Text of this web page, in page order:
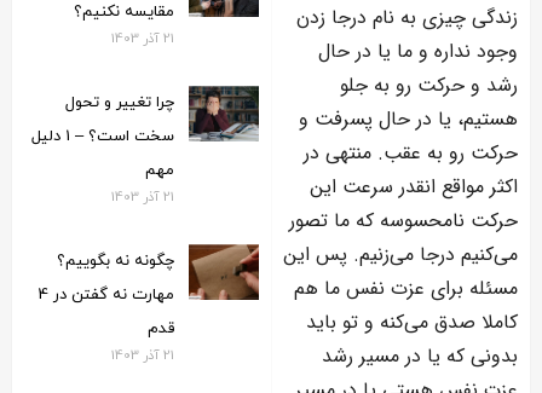
زندگی چیزی به نام درجا زدن
وجود نداره و ما یا در حال
رشد و حرکت رو به جلو
هستیم، یا در حال پسرفت و
حرکت رو به عقب. منتهی در
اکثر مواقع انقدر سرعت این
حرکت نامحسوسه که ما تصور
می‌کنیم درجا می‌زنیم. پس این
مسئله برای عزت نفس ما هم
کاملا صدق می‌کنه و تو باید
بدونی که یا در مسیر رشد
مقایسه نکنیم؟
21 آذر 1403
چرا تغییر و تحول
سخت است؟ – 1 دلیل
مهم
21 آذر 1403
چگونه نه بگوییم؟
مهارت نه گفتن در 4
قدم
21 آذر 1403